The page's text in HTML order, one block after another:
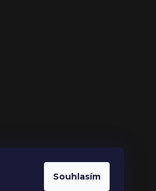
Souhlasím